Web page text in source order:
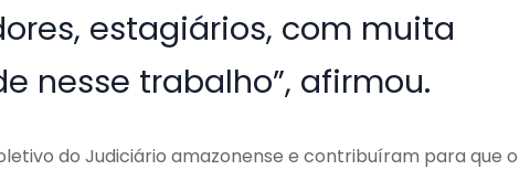
estagiários, com muita
nesse trabalho”, afirmou.
do Judiciário amazonense e contribuíram para que o